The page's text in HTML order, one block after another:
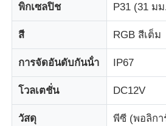
ติดต่อเรา
ข่าว
ทุกกรณี
พิกเซลปิช P31 (31 ม
สี RGB สีเต็ม
การจัดอันดับกันน้ํา IP67
โวลเตชั่น DC12V
วัสดุ พีซี (พอลิกา